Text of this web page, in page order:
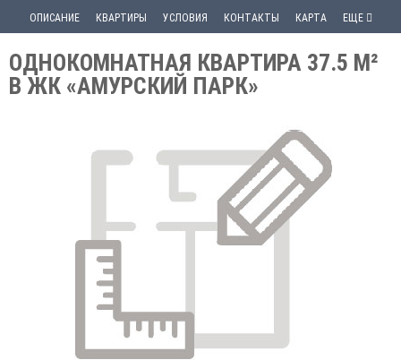
ОПИСАНИЕ КВАРТИРЫ УСЛОВИЯ КОНТАКТЫ КАРТА ЕЩЕ
ОДНОКОМНАТНАЯ КВАРТИРА 37.5 М²
В ЖК «АМУРСКИЙ ПАРК»